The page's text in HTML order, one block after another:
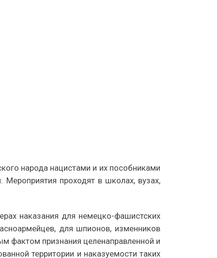
народа нацистами и их пособниками
проходят в школах, вузах,
наказания для немецко-фашистских
для шпионов, изменников
фактом признания целенаправленной и
территории и наказуемости таких